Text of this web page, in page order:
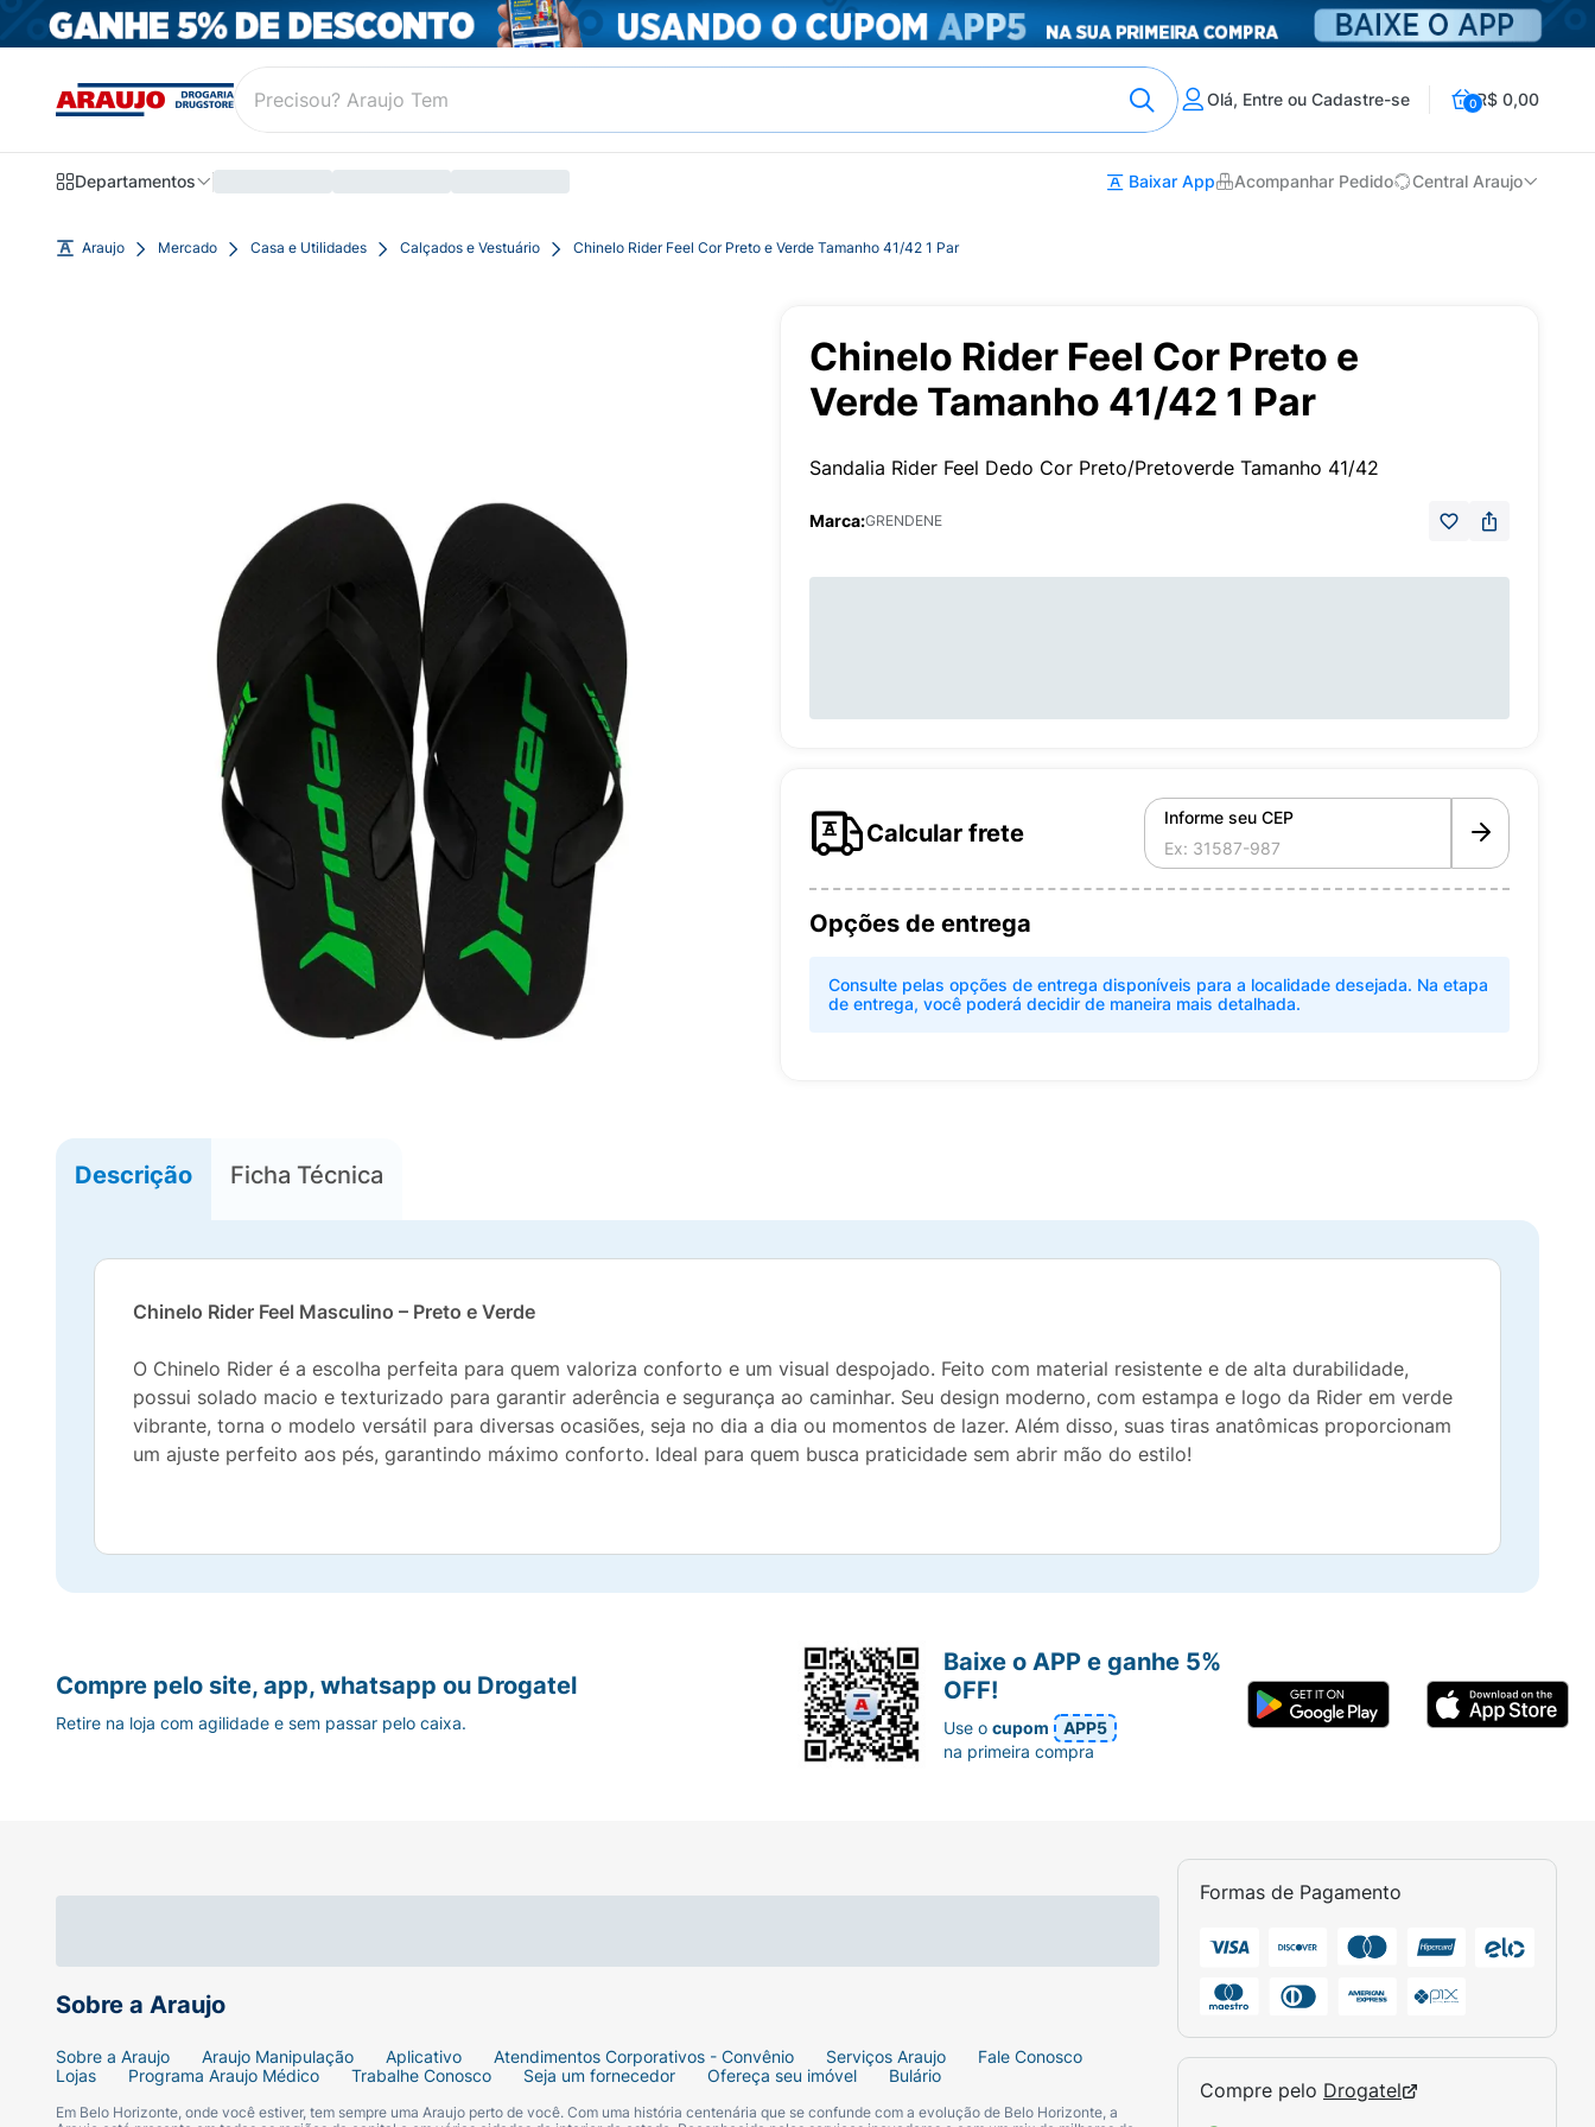
Olá, Entre ou Cadastre-se 0R$ 0,00
Departamentos Baixar App Acompanhar Pedido Central Araujo
Araujo Mercado Casa e Utilidades Calçados e Vestuário Chinelo Rider Feel Cor Preto e Verde Tamanho 41/42 1 Par
Chinelo Rider Feel Cor Preto e
Verde Tamanho 41/42 1 Par
Sandalia Rider Feel Dedo Cor Preto/Pretoverde Tamanho 41/42
Marca:GRENDENE
Calcular frete
Informe seu CEP
Opções de entrega
Consulte pelas opções de entrega disponíveis para a localidade desejada. Na etapa
de entrega, você poderá decidir de maneira mais detalhada.
Descrição Ficha Técnica
Chinelo Rider Feel Masculino – Preto e Verde
O Chinelo Rider é a escolha perfeita para quem valoriza conforto e um visual despojado. Feito com material resistente e de alta durabilidade,
possui solado macio e texturizado para garantir aderência e segurança ao caminhar. Seu design moderno, com estampa e logo da Rider em verde
vibrante, torna o modelo versátil para diversas ocasiões, seja no dia a dia ou momentos de lazer. Além disso, suas tiras anatômicas proporcionam
um ajuste perfeito aos pés, garantindo máximo conforto. Ideal para quem busca praticidade sem abrir mão do estilo!
Sobre a Araujo
Sobre a Araujo Araujo Manipulação Aplicativo Atendimentos Corporativos - Convênio Serviços Araujo
Fale Conosco
Lojas
Programa Araujo Médico Trabalhe Conosco Seja um fornecedor Ofereça seu imóvel Bulário
Em Belo Horizonte, onde você estiver, tem sempre uma Araujo perto de você. Com uma história centenária que se confunde com a evolução de Belo Horizonte, a
Formas de Pagamento
Compre pelo Drogatel
Compre pelo site, app, whatsapp ou Drogatel
Retire na loja com agilidade e sem passar pelo caixa.
Baixe o APP e ganhe 5%
OFF!
Use ocupom
APP5
na primeira compra